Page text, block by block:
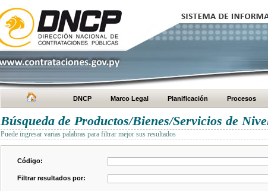
DNCP Marco Legal Planificación Procesos
Búsqueda de Productos/Bienes/Servicios de
Puede ingresar varias palabras para filtrar mejor sus resultados
Código:
Filtrar resultados por: